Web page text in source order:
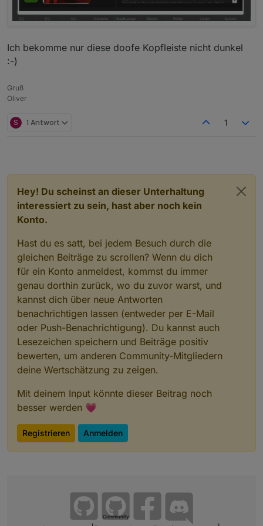
Ich bekomme nur diese doofe Kopfleiste nicht dunkel
:-)
Gruß
Oliver
S 1 Antwort 1
Hey! Du scheinst an dieser Unterhaltung
interessiert zu sein, hast aber noch kein
Konto.
Hast du es satt, bei jedem Besuch durch die
gleichen Beiträge zu scrollen? Wenn du dich
für ein Konto anmeldest, kommst du immer
genau dorthin zurück, wo du zuvor warst, und
kannst dich über neue Antworten
benachrichtigen lassen (entweder per E-Mail
oder Push-Benachrichtigung). Du kannst auch
Lesezeichen speichern und Beiträge positiv
bewerten, um anderen Community-Mitgliedern
deine Wertschätzung zu zeigen.
Mit deinem Input könnte dieser Beitrag noch
besser werden 💗
Registrieren Anmelden
Community